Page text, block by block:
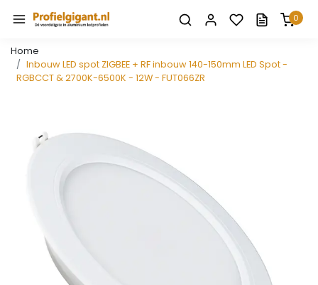
0
Home
Inbouw LED spot ZIGBEE + RF inbouw 140-150mm LED Spot -
RGBCCT & 2700K-6500K - 12W - FUT066ZR
Vorige